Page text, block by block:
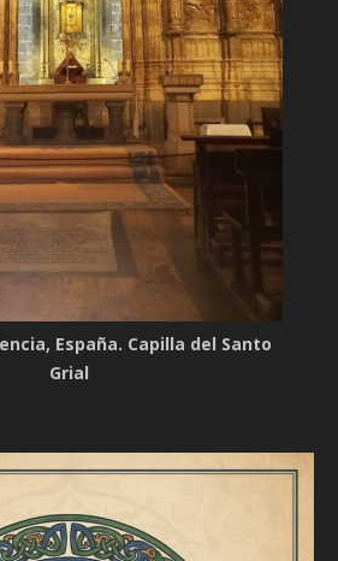
España. Capilla del Santo
Grial